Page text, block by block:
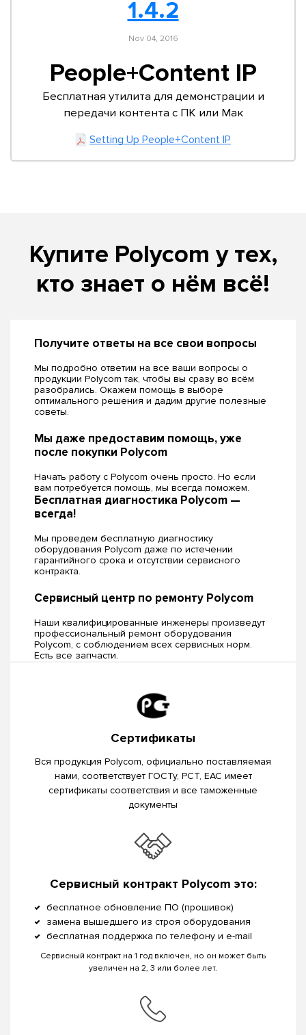
1.4.2
Nov 04, 2016
People+Content IP
Бесплатная утилита для демонстрации и
передачи контента с ПК или Мак
Setting Up People+Content IP
Купите Polycom у тех,
кто знает о нём всё!
Получите ответы на все свои вопросы
Мы подробно ответим на все ваши вопросы о
продукции Polycom так, чтобы вы сразу во всём
разобрались. Окажем помощь в выборе
оптимального решения и дадим другие полезные
советы.
Мы даже предоставим помощь, уже
после покупки Polycom
Начать работу с Polycom очень просто. Но если
вам потребуется помощь, мы всегда поможем.
Бесплатная диагностика Polycom —
всегда!
Мы проведем бесплатную диагностику
оборудования Polycom даже по истечении
гарантийного срока и отсутствии сервисного
контракта.
Сервисный центр по ремонту Polycom
Наши квалифицированные инженеры произведут
профессиональный ремонт оборудования
Polycom, c соблюдением всех сервисных норм.
Есть все запчасти.
Сертификаты
Вся продукция Polycom, официально поставляемая
нами, соответствует ГОСТу, РСТ, EAC имеет
сертификаты соответствия и все таможенные
документы
Сервисный контракт Polycom это:
бесплатное обновление ПО (прошивок)
замена вышедшего из строя оборудования
бесплатная поддержка по телефону и e-mail
Сервисный контракт на 1 год включен, но он может быть
увеличен на 2, 3 или более лет.